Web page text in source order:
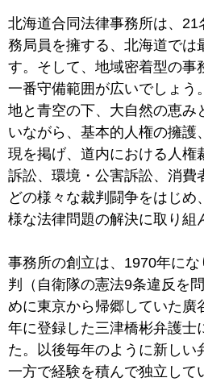
北海道合同法律事務所は、
務局員を擁する、北海道では
す。そして、地域密着型の事
一番守備範囲が広いでしょう
地と青空の下、大自然の恵み
いながら、基本的人権の擁護
現を掲げ、道内における人権
訴訟、環境・公害訴訟、消費
どの様々な裁判闘争をはじめ
様な法律問題の解決に取り組
事務所の創立は、1970年に
判（自衛隊の憲法9条違反を
めに東京から帰郷していた廣
年に登録した三津橋彬弁護士
た。以後毎年のように新しい
一方で経験を積んで独立して